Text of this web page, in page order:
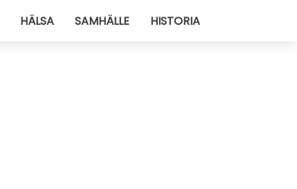
HÄLSA SAMHÄLLE HISTORIA